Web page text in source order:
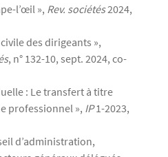
l’œil », Rev. sociétés2024,
des dirigeants »,
, n° 132-10, sept. 2024, co-
: Le transfert à titre
professionnel », IP1-2023,
d’administration,